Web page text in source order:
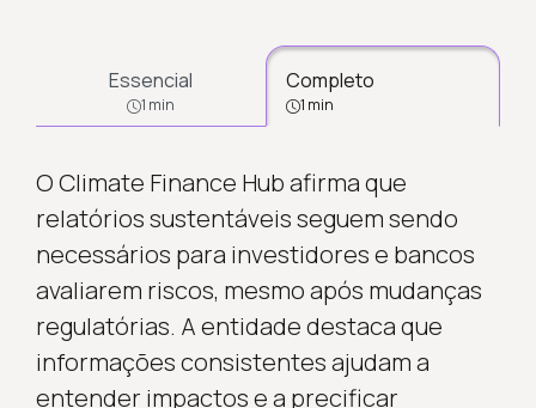
Essencial
1 min
Completo
1 min
O Climate Finance Hub afirma que
relatórios sustentáveis seguem sendo
necessários para investidores e bancos
avaliarem riscos, mesmo após mudanças
regulatórias. A entidade destaca que
informações consistentes ajudam a
entender impactos e a precificar